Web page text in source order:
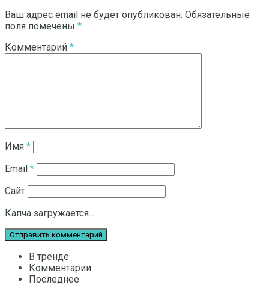
Ваш адрес email не будет опубликован. Обязательные
поля помечены *
Комментарий *
Имя *
Email *
Сайт
Капча загружается...
В тренде
Комментарии
Последнее